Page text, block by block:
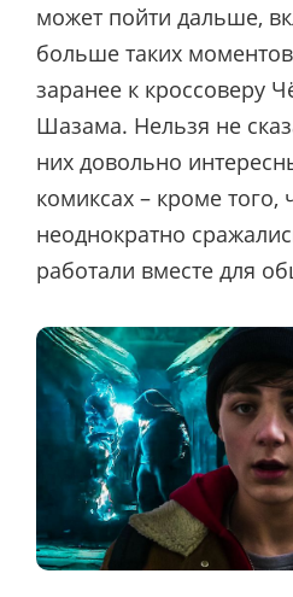
может пойти дальше,
больше таких
заранее к кроссоверу
Шазама. Нельзя не
них довольно
комиксах – кроме того,
неоднократно
работали вместе для